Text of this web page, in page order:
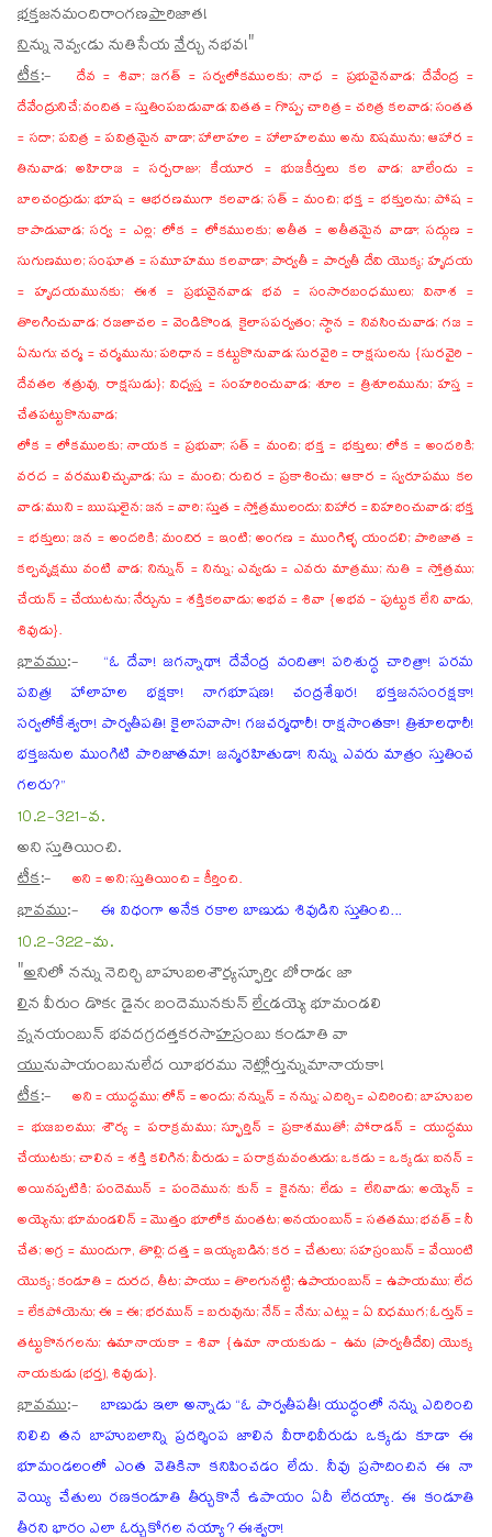
భక్తజనమందిరాంగణపారిజాత!
నిన్ను నెవ్వఁడు నుతిసేయ నేర్చు నభవ!"
టీక:-
దేవ = శివా; జగత్ = సర్వలోకములకు; నాథ = ప్రభువైనవాడ; దేవేంద్ర =
దేవేంద్రునిచే; వందిత = స్తుతింపబడువాడ; వితత = గొప్ప; చారిత్ర = చరిత్ర కలవాడ; సంతత
= సదా; పవిత్ర = పవిత్రమైన వాడా; హాలాహల = హాలాహలము అను విషమును; ఆహార =
తినువాడ; అహిరాజ = సర్పరాజు; కేయూర = భుజకీర్తులు కల వాడ; బాలేందు =
బాలచంద్రుడు; భూష = ఆభరణముగా కలవాడ; సత్ = మంచి; భక్త = భక్తులను; పోష =
కాపాడువాడ; సర్వ = ఎల్ల; లోక = లోకములకు; అతీత = అతీతమైన వాడా; సద్గుణ =
సుగుణముల; సంఘాత = సమూహము కలవాడా; పార్వతీ = పార్వతీ దేవి యొక్క; హృదయ
= హృదయమునకు; ఈశ = ప్రభువైనవాడ; భవ = సంసారబంధములు; వినాశ =
తొలగించువాడ; రజతాచల = వెండికొండ, కైలాసపర్వతం; స్థాన = నివసించువాడ; గజ =
ఏనుగు; చర్మ = చర్మమును; పరిధాన = కట్టుకొనువాడ; సురవైరి = రాక్షసులను {సురవైరి -
దేవతల శత్రువు, రాక్షసుడు}; విధ్వస్త = సంహరించువాడ; శూల = త్రిశూలమును; హస్త =
చేతపట్టుకొనువాడ;
లోక = లోకములకు; నాయక = ప్రభువా; సత్ = మంచి; భక్త = భక్తులు; లోక = అందరికి;
వరద = వరములిచ్చువాడ; సు = మంచి; రుచిర = ప్రకాశించు; ఆకార = స్వరూపము కల
వాడ; ముని = ఋషులైన; జన = వారి; స్తుత = స్తోత్రములందు; విహార = విహరించువాడ; భక్త
= భక్తులు; జన = అందరికి; మందిర = ఇంటి; అంగణ = ముంగిళ్ళ యందలి; పారిజాత =
కల్పవృక్షము వంటి వాడ; నిన్నున్ = నిన్ను; ఎవ్వడు = ఎవరు మాత్రము; నుతి = స్తోత్రము;
చేయన్ = చేయుటను; నేర్చును = శక్తికలవాడు; అభవ = శివా {అభవ - పుట్టుక లేని వాడు,
శివుడు}.
భావము:-
“ఓ దేవా! జగన్నాథా! దేవేంద్ర వందితా! పరిశుద్ధ చారిత్రా! పరమ
పవిత్ర! హాలాహల భక్షకా! నాగభూషణ! చంద్రశేఖర! భక్తజనసంరక్షకా!
సర్వలోకేశ్వరా! పార్వతీపతి! కైలాసవాసా! గజచర్మధారీ! రాక్షసాంతకా! త్రిశూలధారీ!
భక్తజనుల ముంగిటి పారిజాతమా! జన్మరహితుడా! నిన్ను ఎవరు మాత్రం స్తుతించ
గలరు?”
10.2-321-వ.
అని స్తుతియించి.
టీక:- అని = అని; స్తుతియించి = కీర్తించి.
భావము:- ఈ విధంగా అనేక రకాల బాణుడు శివుడిని స్తుతించి...
10.2-322-మ.
"అనిలో నన్ను నెదిర్చి బాహుబలశౌర్యస్ఫూర్తిఁ బోరాడఁ జా
లిన వీరుం డొకఁ డైనఁ బందెమునకున్లేఁడయ్యె భూమండలి
న్ననయంబున్ భవదగ్రదత్తకరసాహస్రంబు కండూతి వా
యునుపాయంబునులేద యీభరము నెట్లోర్తున్నుమానాయకా!
టీక:-
అని = యుద్ధము; లోన్ = అందు; నన్నున్ = నన్ను; ఎదిర్చి = ఎదిరించి; బాహుబల
= భుజబలము; శౌర్య = పరాక్రమము; స్ఫూర్తిన్ = ప్రకాశముతో; పోరాడన్ = యుద్ధము
చేయుటకు; చాలిన = శక్తి కలిగిన; వీరుడు = పరాక్రమవంతుడు; ఒకడు = ఒక్కడు; ఐనన్ =
అయినప్పటికి; పందెమున్ = పందెమున; కున్ = కైనను; లేడు = లేనివాడు; అయ్యెన్ =
అయ్యెను; భూమండలిన్ = మొత్తం భూలోక మంతట; అనయంబున్ = సతతము; భవత్ = నీ
చేత; అగ్ర = ముందుగా, తొల్లి; దత్త = ఇయ్యబడిన; కర = చేతులు; సహస్రంబున్ = వేయింటి
యొక్క; కండూతి = దురద, తీట; పాయు = తొలగునట్టి; ఉపాయంబున్ = ఉపాయము; లేద
= లేకపోయెను; ఈ = ఈ; భరమున్ = బరువును; నేన్ = నేను; ఎట్లు = ఏ విధముగ; ఓర్తున్ =
తట్టుకొనగలను; ఉమానాయకా = శివా {ఉమా నాయకుడు - ఉమ (పార్వతీదేవి) యొక్క
నాయకుడు (భర్త), శివుడు}.
భావము:-
బాణుడు ఇలా అన్నాడు “ఓ పార్వతీపతీ! యుద్ధంలో నన్ను ఎదిరించి
నిలిచి తన బాహుబలాన్ని ప్రదర్శింప జాలిన వీరాధివీరుడు ఒక్కడు కూడా ఈ
భూమండలంలో ఎంత వెతికినా కనిపించడం లేదు. నీవు ప్రసాదించిన ఈ నా
వెయ్యి చేతులు రణకండూతి తీర్చుకొనే ఉపాయం ఏదీ లేదయ్యా. ఈ కండూతి
తీరని భారం ఎలా ఓర్చుకోగల నయ్యా? ఈశ్వరా!